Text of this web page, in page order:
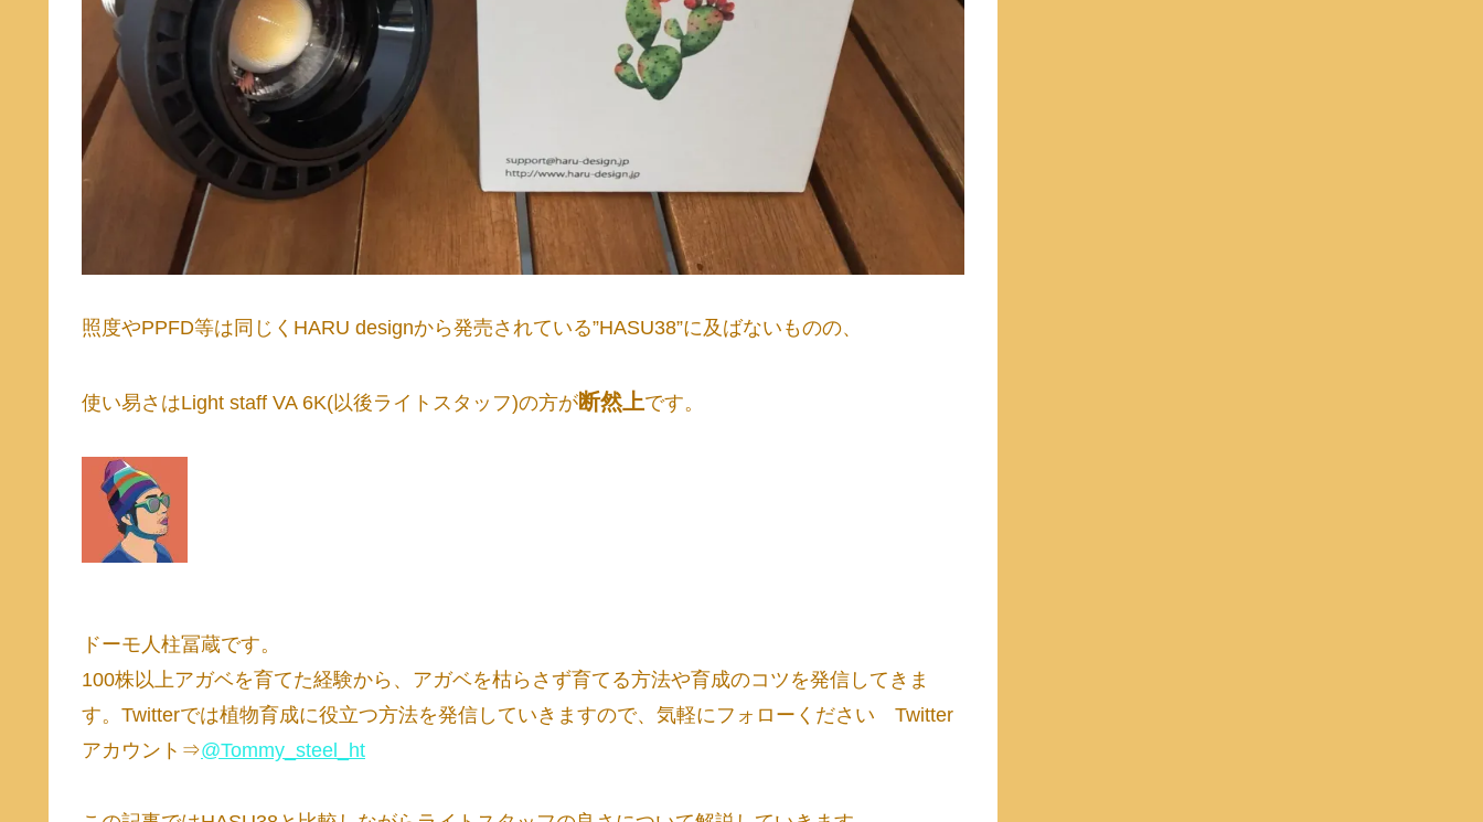
照度やPPFD等は同じくHARU designから発売されている”HASU38”に及ばないものの、
使い易さはLight staff VA 6K(以後ライトスタッフ)の方が断然上です。
ドーモ人柱冨蔵です。
100株以上アガベを育てた経験から、アガベを枯らさず育てる方法や育成のコツを発信してきま
す。Twitterでは植物育成に役立つ方法を発信していきますので、気軽にフォローください Twitter
アカウント⇒@Tommy_steel_ht